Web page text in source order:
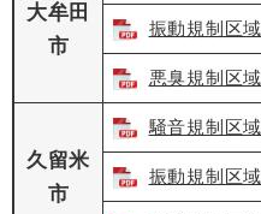
大牟田
市
振動規制区
悪臭規制区
久留米
市
騒音規制区
振動規制区